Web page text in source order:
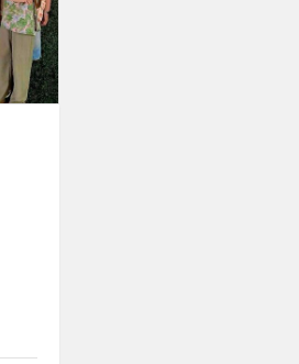
compensa“
tarptautinėj...